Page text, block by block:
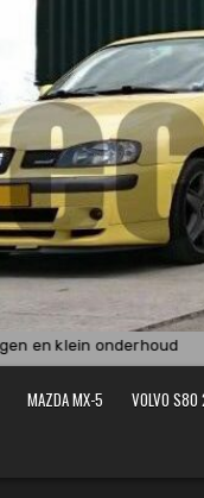
en klein onderhoud
MAZDA MX-5 VOLVO